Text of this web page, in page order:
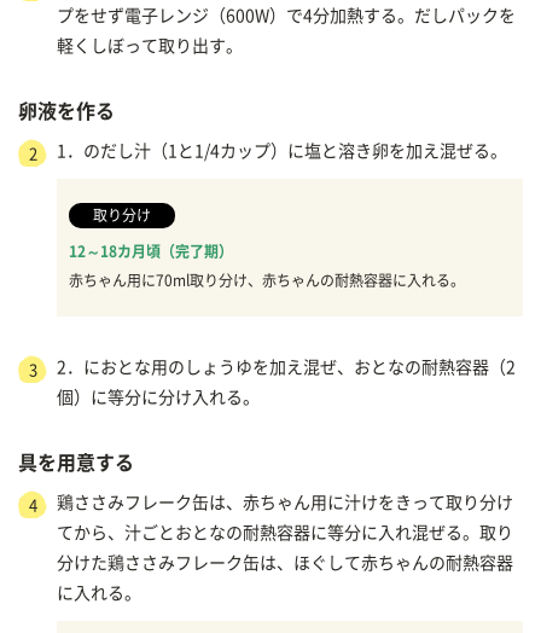
プをせず電子レンジ（600W）で4分加熱する。だしパックを
軽くしぼって取り出す。
卵液を作る
2 1．のだし汁（1と1/4カップ）に塩と溶き卵を加え混ぜる。
取り分け
12～18カ月頃（完了期）
赤ちゃん用に70ml取り分け、赤ちゃんの耐熱容器に入れる。
3
2．におとな用のしょうゆを加え混ぜ、おとなの耐熱容器（2
個）に等分に分け入れる。
具を用意する
4
鶏ささみフレーク缶は、赤ちゃん用に汁けをきって取り分け
てから、汁ごとおとなの耐熱容器に等分に入れ混ぜる。取り
分けた鶏ささみフレーク缶は、ほぐして赤ちゃんの耐熱容器
に入れる。